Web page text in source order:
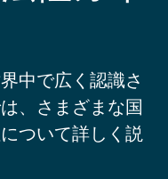
中で広く認識さ
、さまざまな国
ついて詳しく説